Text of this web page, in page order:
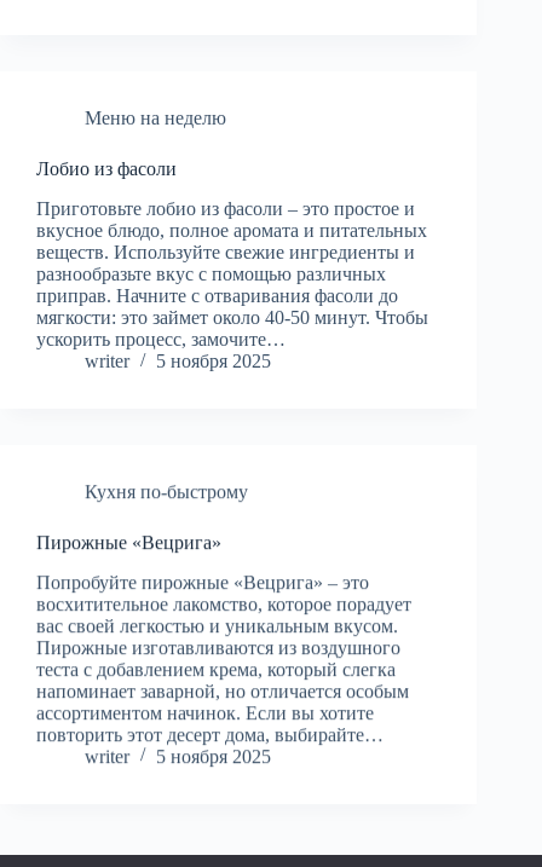
Меню на неделю
Лобио из фасоли
Приготовьте лобио из фасоли – это простое и
вкусное блюдо, полное аромата и питательных
веществ. Используйте свежие ингредиенты и
разнообразьте вкус с помощью различных
приправ. Начните с отваривания фасоли до
мягкости: это займет около 40-50 минут. Чтобы
ускорить процесс, замочите…
writer
5 ноября 2025
Кухня по-быстрому
Пирожные «Вецрига»
Попробуйте пирожные «Вецрига» – это
восхитительное лакомство, которое порадует
вас своей легкостью и уникальным вкусом.
Пирожные изготавливаются из воздушного
теста с добавлением крема, который слегка
напоминает заварной, но отличается особым
ассортиментом начинок. Если вы хотите
повторить этот десерт дома, выбирайте…
writer
5 ноября 2025